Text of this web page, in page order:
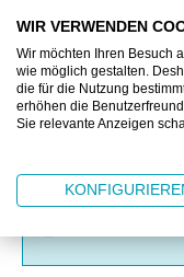
OFFERTE
WIR VERWENDEN
Wir möchten Ihren Besuch
wie möglich gestalten.
die für die Nutzung
erhöhen die
Sie relevante Anzeigen